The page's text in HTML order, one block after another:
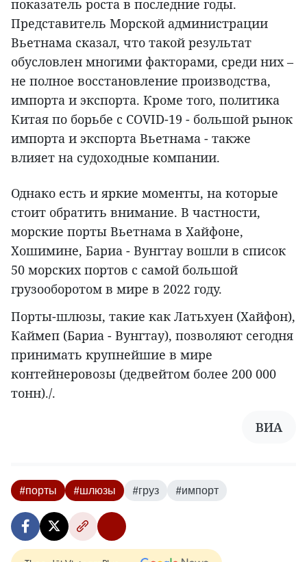
показатель роста в последние годы.
Представитель Морской администрации
Вьетнама сказал, что такой результат
обусловлен многими факторами, среди них –
не полное восстановление производства,
импорта и экспорта. Кроме того, политика
Китая по борьбе с COVID-19 - большой рынок
импорта и экспорта Вьетнама - также
влияет на судоходные компании.
Однако есть и яркие моменты, на которые
стоит обратить внимание. В частности,
морские порты Вьетнама в Хайфоне,
Хошимине, Бариа - Вунгтау вошли в список
50 морских портов с самой большой
грузооборотом в мире в 2022 году.
Порты-шлюзы, такие как Латьхуен (Хайфон),
Каймеп (Бариа - Вунгтау), позволяют сегодня
принимать крупнейшие в мире
контейнеровозы (дедвейтом более 200 000
тонн)./.
ВИА
#порты #шлюзы #груз #импорт